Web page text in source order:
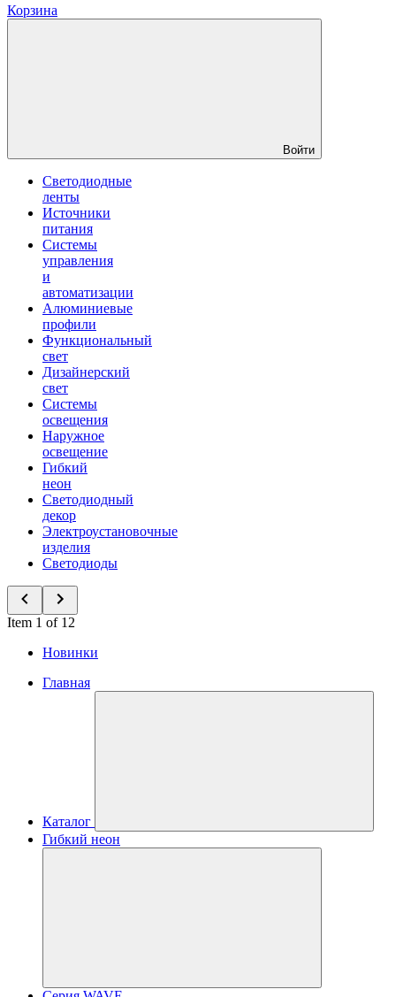
Корзина
Войти
Светодиодные
ленты
Источники
питания
Системы
управления
и
автоматизации
Алюминиевые
профили
Функциональный
свет
Дизайнерский
свет
Системы
освещения
Наружное
освещение
Гибкий
неон
Светодиодный
декор
Электроустановочные
изделия
Светодиоды
Item 1 of 12
Новинки
Главная
Каталог
Гибкий неон